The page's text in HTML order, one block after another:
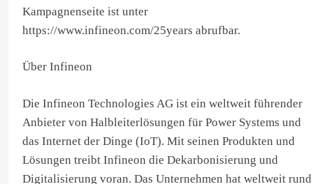
Kampagnenseite ist unter
https://www.infineon.com/25years abrufbar.
Über Infineon
Die Infineon Technologies AG ist ein weltweit führender
Anbieter von Halbleiterlösungen für Power Systems und
das Internet der Dinge (IoT). Mit seinen Produkten und
Lösungen treibt Infineon die Dekarbonisierung und
Digitalisierung voran. Das Unternehmen hat weltweit rund